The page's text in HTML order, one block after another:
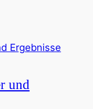
und